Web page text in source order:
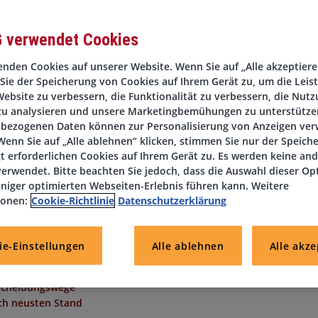
und abwechslungsreichen Herausforderung bei einem
Unternehmen? Dann haben wir hier eine spannende Stelle
ab sofort zu besetzen ist!
und ein gutes Betriebsklima
neusten Stand
verwendet Cookies
Cookies auf unserer Website. Wenn Sie auf „Alle
der Speicherung von Cookies auf Ihrem Gerät zu, um die
zu verbessern, die Funktionalität zu verbessern, die
analysieren und unsere Marketingbemühungen zu
Daten können zur Personalisierung von Anzeigen
Sie auf „Alle ablehnen“ klicken, stimmen Sie nur der
erforderlichen Cookies auf Ihrem Gerät zu. Es werden keine
Bitte beachten Sie jedoch, dass die Auswahl dieser
optimierten Webseiten-Erlebnis führen kann. Weitere
Cookie-Richtlinie Datenschutzerklärung
Einstellungen Alle ablehnen Alle